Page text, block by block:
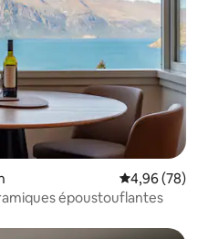
Évaluation
4,96 (78)
époustouflantes